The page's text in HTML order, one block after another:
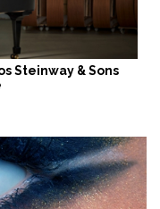
Steinway & Sons